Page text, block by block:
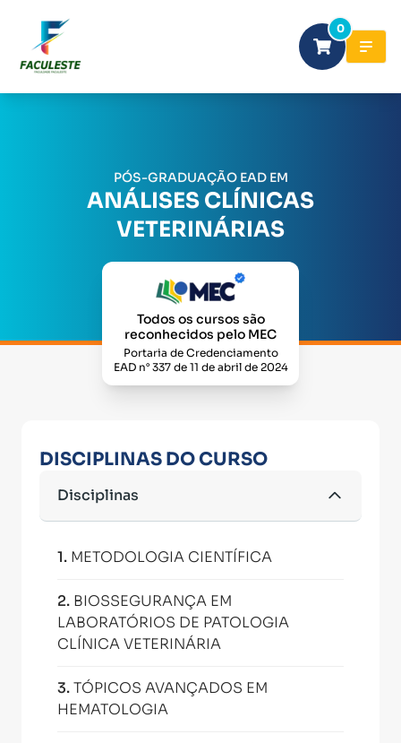
0
PÓS-GRADUAÇÃO EAD EM
ANÁLISES CLÍNICAS
VETERINÁRIAS
Todos os cursos são
reconhecidos pelo MEC
Portaria de Credenciamento
EAD n° 337 de 11 de abril de 2024
DISCIPLINAS DO CURSO
Disciplinas
1. METODOLOGIA CIENTÍFICA
2. BIOSSEGURANÇA EM
LABORATÓRIOS DE PATOLOGIA
CLÍNICA VETERINÁRIA
3.TÓPICOS AVANÇADOS EM
HEMATOLOGIA